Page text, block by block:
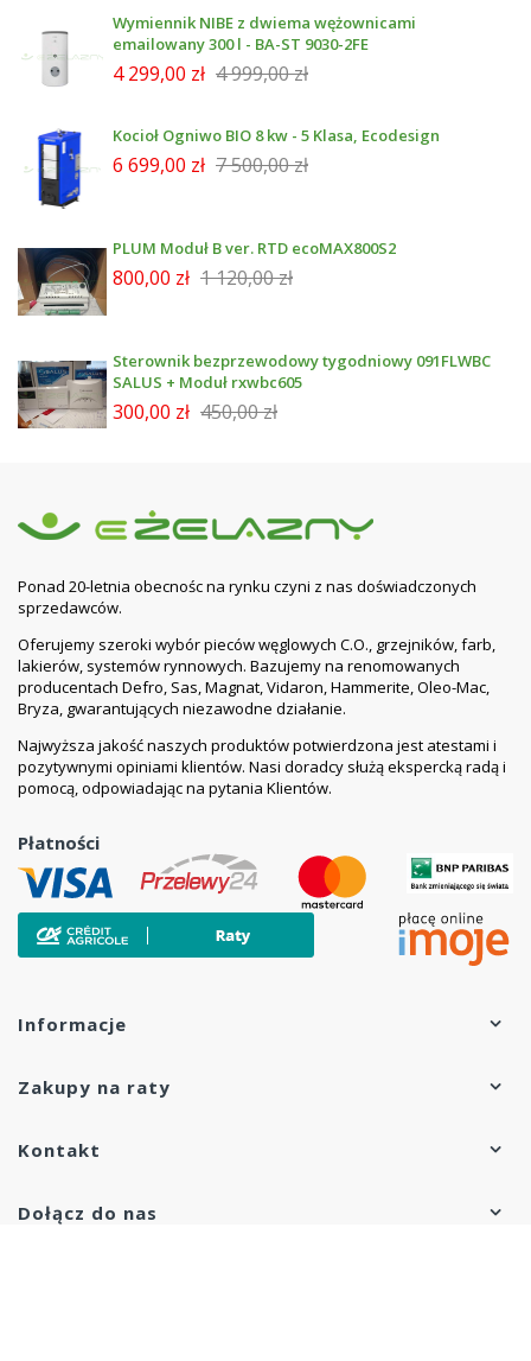
Wymiennik NIBE z dwiema wężownicami
emailowany 300 l - BA-ST 9030-2FE
4 299,00 zł 4 999,00 zł
Kocioł Ogniwo BIO 8 kw - 5 Klasa, Ecodesign
6 699,00 zł 7 500,00 zł
PLUM Moduł B ver. RTD ecoMAX800S2
800,00 zł 1 120,00 zł
Sterownik bezprzewodowy tygodniowy 091FLWBC
SALUS + Moduł rxwbc605
300,00 zł 450,00 zł
Ponad 20-letnia obecnośc na rynku czyni z nas doświadczonych
sprzedawców.
Oferujemy szeroki wybór pieców węglowych C.O., grzejników, farb,
lakierów, systemów rynnowych. Bazujemy na renomowanych
producentach Defro, Sas, Magnat, Vidaron, Hammerite, Oleo-Mac,
Bryza, gwarantujących niezawodne działanie.
Najwyższa jakość naszych produktów potwierdzona jest atestami i
pozytywnymi opiniami klientów. Nasi doradcy służą ekspercką radą i
pomocą, odpowiadając na pytania Klientów.
Płatności
Informacje
Zakupy na raty
Kontakt
Dołącz do nas